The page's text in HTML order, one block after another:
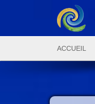
ACCUEIL